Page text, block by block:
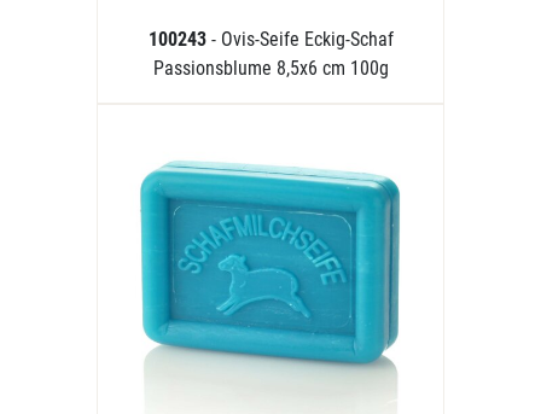
100243 - Ovis-Seife Eckig-Schaf
Passionsblume 8,5x6 cm 100g